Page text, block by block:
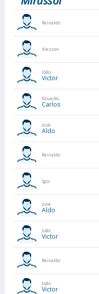
Reinaldo
Alesson
João
Victor
Eduardo
Carlos
José
Aldo
Reinaldo
Igor
José
Aldo
João
Victor
Reinaldo
João
Victor